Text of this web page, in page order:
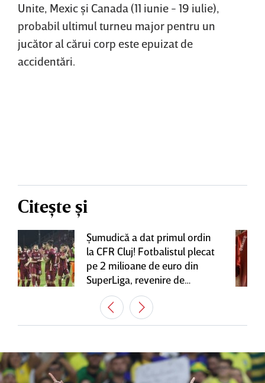
Unite, Mexic şi Canada (11 iunie - 19 iulie),
probabil ultimul turneu major pentru un
jucător al cărui corp este epuizat de
accidentări.
Citește și
Şumudică a dat primul ordin
la CFR Cluj! Fotbalistul plecat
pe 2 milioane de euro din
SuperLiga, revenire de
senzaţie în Gruia